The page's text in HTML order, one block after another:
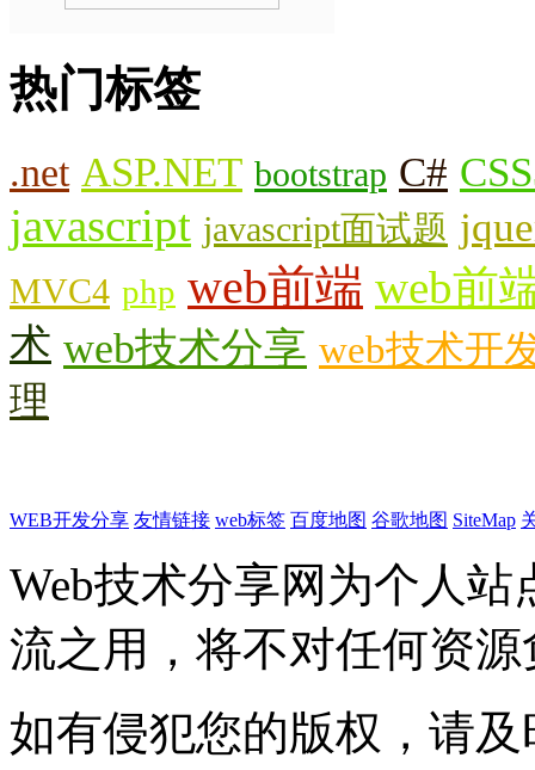
热门标签
.net ASP.NET bootstrap C#
javascript javascript面试题
MVC4 php web前端 web前
术 web技术分享 web技术开
理
WEB开发分享 友情链接 web标签 百度地图 谷歌地图 SiteMap
Web技术分享网为个人
流之用，将不对任何资
如有侵犯您的版权，请